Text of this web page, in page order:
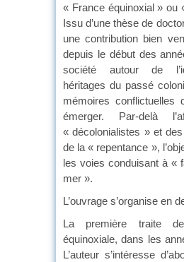
« France équinoxial » ou
Issu d’une thèse de
une contribution bien
depuis le début des
société autour de
héritages du passé
mémoires conflictuelles
émerger. Par-delà
« décolonialistes » et
de la « repentance »,
les voies conduisant à «
mer ».
L’ouvrage s’organise en
La première traite
équinoxiale, dans les
L’auteur s’intéresse